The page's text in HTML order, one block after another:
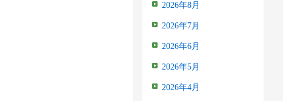
2026年8月
2026年7月
2026年6月
2026年5月
2026年4月